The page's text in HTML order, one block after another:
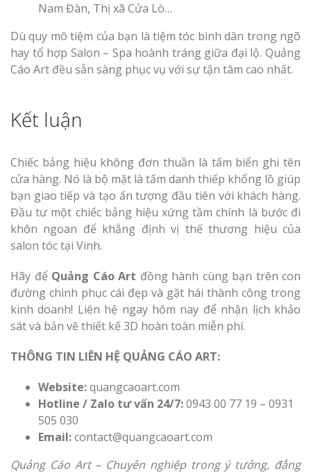
Nam Đàn, Thị xã Cửa Lò…
Dù quy mô tiệm của bạn là tiệm tóc bình dân trong ngõ
hay tổ hợp Salon – Spa hoành tráng giữa đại lộ. Quảng
Cáo Art đều sẵn sàng phục vụ với sự tận tâm cao nhất.
Kết luận
Chiếc bảng hiệu không đơn thuần là tấm biển ghi tên
cửa hàng. Nó là bộ mặt là tấm danh thiếp khổng lồ giúp
bạn giao tiếp và tạo ấn tượng đầu tiên với khách hàng.
Đầu tư một chiếc bảng hiệu xứng tầm chính là bước đi
khôn ngoan để khẳng định vị thế thương hiệu của
salon tóc tại Vinh.
Hãy để Quảng Cáo Art đồng hành cùng bạn trên con
đường chinh phục cái đẹp và gặt hái thành công trong
kinh doanh! Liên hệ ngay hôm nay để nhận lịch khảo
sát và bản vẽ thiết kế 3D hoàn toàn miễn phí.
THÔNG TIN LIÊN HỆ QUẢNG CÁO ART:
Website:quangcaoart.com
Hotline / Zalo tư vấn 24/7:0943 00 77 19 – 0931
505 030
Email:contact@quangcaoart.com
Quảng Cáo Art – Chuyên nghiệp trong ý tưởng, đẳng